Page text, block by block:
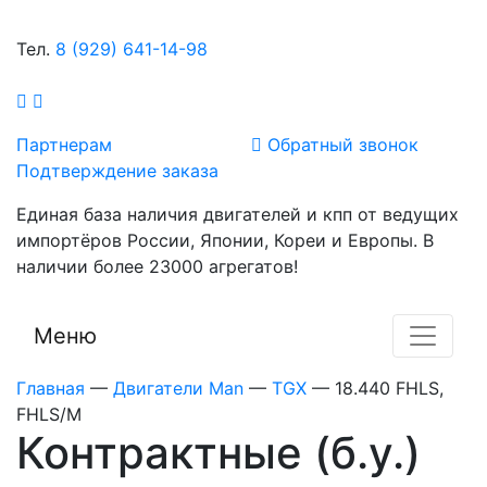
Тел. 8 (929) 641-14-98
Партнерам
Подтверждение заказа
Обратный звонок
Единая база наличия двигателей и кпп от ведущих
импортёров России, Японии, Кореи и Европы. В
наличии более 23000 агрегатов!
Меню
Главная — Двигатели Man — TGX — 18.440 FHLS,
FHLS/M
Контрактные (б.у.)